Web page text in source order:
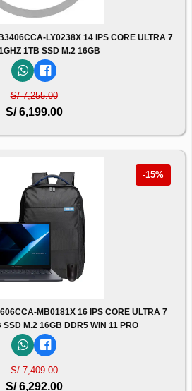
LY0238X 14 IPS CORE ULTRA 7
1TB SSD M.2 16GB
S/ 7,255.00
S/ 6,199.00
-15%
MB0181X 16 IPS CORE ULTRA 7
M.2 16GB DDR5 WIN 11 PRO
S/ 7,409.00
S/ 6,292.00